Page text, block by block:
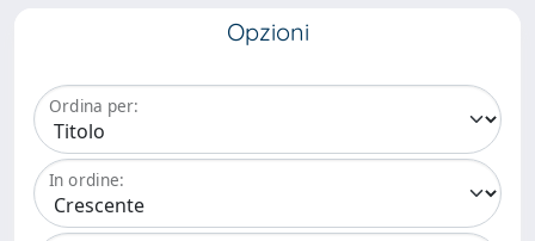
Opzioni
Ordina per:
In ordine: